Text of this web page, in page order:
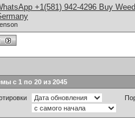
+1(581) 942-4296 Buy
с 1 по 20 из 2045